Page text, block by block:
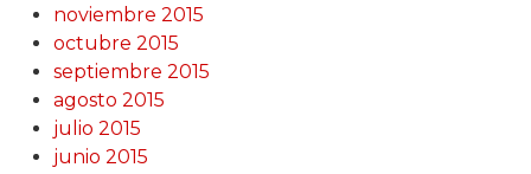
noviembre 2015
octubre 2015
septiembre 2015
agosto 2015
julio 2015
junio 2015